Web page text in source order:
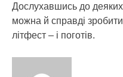
Дослухавшись до
можна й справді
літфест – і поготів.